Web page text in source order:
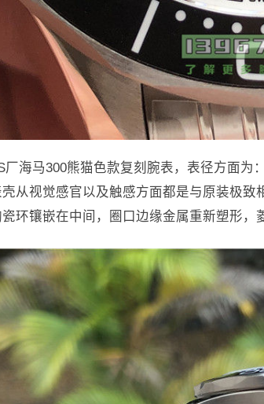
厂海马300熊猫色款复刻腕表，表径方面为
从视觉感官以及触感方面都是与原装极
环镶嵌在中间，圈口边缘金属重新塑形，